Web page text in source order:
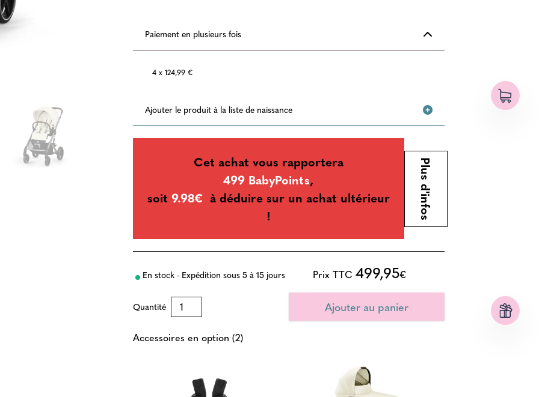
Paiement en plusieurs fois
4 x 124,99 €
Ajouter le produit à la liste de naissance
Cet achat vous rapportera
499 BabyPoints,
soit 9.98€ à déduire sur un achat ultérieur
!
Plus d'infos
En stock - Expédition sous 5 à 15 jours Prix TTC 499,95€
Quantité
Accessoires en option (2)